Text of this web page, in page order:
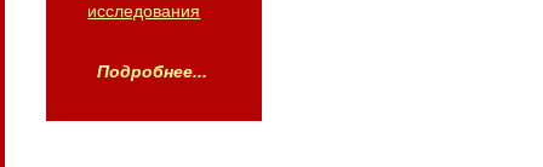
исследования
Подробнее...